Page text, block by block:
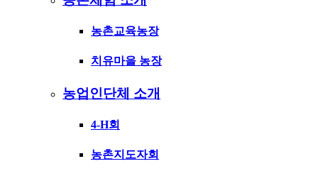
농촌교육농장
치유마을 농장
농업인단체 소개
4-H회
농촌지도자회